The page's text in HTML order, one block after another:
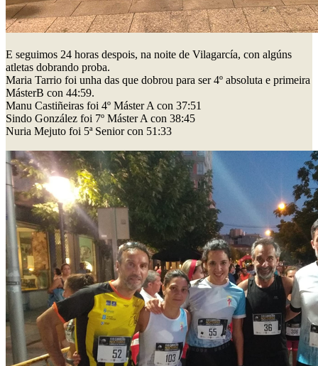
E seguimos 24 horas despois, na noite de Vilagarcía, con algúns
atletas dobrando proba.
Maria Tarrio foi unha das que dobrou para ser 4º absoluta e primeira
MásterB con 44:59.
Manu Castiñeiras foi 4º Máster A con 37:51
Sindo González foi 7º Máster A con 38:45
Nuria Mejuto foi 5ª Senior con 51:33